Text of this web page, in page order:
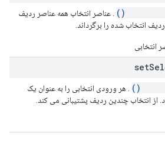
. عناصر انتخاب همه عناصر ردیف
انتخاب شده را برگرداند.
انتخابی
. هر ورودی انتخابی را به عنوان یک
از انتخاب چندین ردیف پشتیبانی می کند.